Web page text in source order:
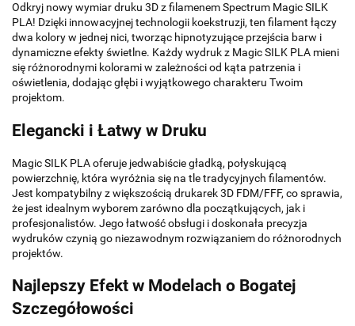
Odkryj nowy wymiar druku 3D z filamenem Spectrum Magic SILK
PLA! Dzięki innowacyjnej technologii koekstruzji, ten filament łączy
dwa kolory w jednej nici, tworząc hipnotyzujące przejścia barw i
dynamiczne efekty świetlne. Każdy wydruk z Magic SILK PLA mieni
się różnorodnymi kolorami w zależności od kąta patrzenia i
oświetlenia, dodając głębi i wyjątkowego charakteru Twoim
projektom.
Elegancki i Łatwy w Druku
Magic SILK PLA oferuje jedwabiście gładką, połyskującą
powierzchnię, która wyróżnia się na tle tradycyjnych filamentów.
Jest kompatybilny z większością drukarek 3D FDM/FFF, co sprawia,
że jest idealnym wyborem zarówno dla początkujących, jak i
profesjonalistów. Jego łatwość obsługi i doskonała precyzja
wydruków czynią go niezawodnym rozwiązaniem do różnorodnych
projektów.
Najlepszy Efekt w Modelach o Bogatej
Szczegółowości